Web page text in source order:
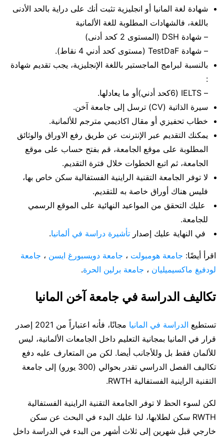
شهادة لغة المانيا أو انجليزية تثبت أنك على دراية بالحد الأدنى
باللغة، فالشهادات المطلوبة للغة الألمانية
– شهادة DSH (المستوى 2 كحد أدنى)
– شهادة TestDaF (مستوى كحد أدني 4 نقاط).
بالنسبة لبرامج الماجستير باللغة الإنجليزية، يجب تقديم شهادة
:
– IELTS (6كحد أدني)أو ما يعادلها.
سيرة الذاتية (CV) ترسل إلى جامعة آخن.
خطاب تحفيزي أو مقال اكاديمي مترجم للألمانية.
يمكنك التقديم عبر الإنترنت عن طريق رفع الاوراق والوثائق
المطلوبة على موقع الجامعة، قم بفتح حساب على موقع
الجامعة، ثم اتبع الخطوات خلال فترة التقديم.
لا توفر الجامعة التقنية الراينية الفستفالية سكن خاص بها،
فليس هناك أوراق خاصة به للتقديم.
عليك التحقق من المواعيد النهائية على الموقع الرسمي
للجامعة.
في النهاية عليك إصدار تأشيرة دراسة في ألمانيا.
اقرأ أيضًا: جامعة هومبولت ، جامعة دويسبورغ ايسن ، جامعة
لودفيغ ماكسيميليان ، جامعة برلين الحرة.
تكاليف الدراسة في جامعة آخن المانيا
تستطيع الدراسة في المانيا
مجانًا، فأنه اعتباراً من 2021 إصدر
قرار في المانيا بمجانية التعليم داخل الجامعات الألمانية، ليس
للألمان فقط بل وللأجانب أيضا. لكن من المتعارف عليه دفع
تكاليف الفصل الدراسي تقدر بحوالي (300 يورو) إلى جامعة
التقنية الراينية الفستفالية RWTH.
لكن لسوء الحظ لا توفر الجامعة التقنية الراينية الفستفالية
RWTH سكن لطلابها، لذا عليك البدء في البحث عن سكن
خارجي قبل شهرين إلى ثلاث أشهر من البدء في الدراسة داخل